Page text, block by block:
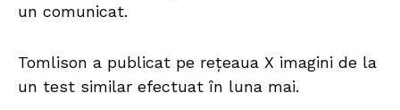
un comunicat.
Tomlison a publicat pe rețeaua X imagini de la
un test similar efectuat în luna mai.